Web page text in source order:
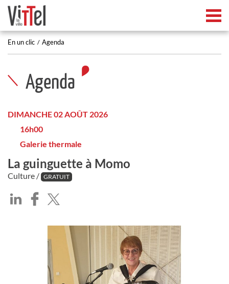
En un clic Agenda
Agenda
DIMANCHE 02 AOÛT 2026
16h00
Galerie thermale
La guinguette à Momo
Culture / GRATUIT